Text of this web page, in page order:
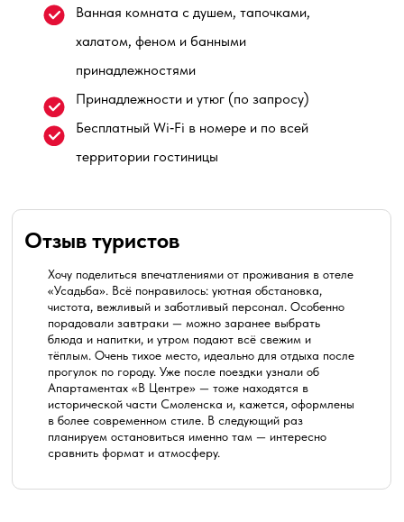
Отзыв туристов
Хочу поделиться впечатлениями от проживания в отеле
«Усадьба». Всё понравилось: уютная обстановка,
чистота, вежливый и заботливый персонал. Особенно
порадовали завтраки — можно заранее выбрать
блюда и напитки, и утром подают всё свежим и
тёплым. Очень тихое место, идеально для отдыха после
прогулок по городу. Уже после поездки узнали об
Апартаментах «В Центре» — тоже находятся в
исторической части Смоленска и, кажется, оформлены
в более современном стиле. В следующий раз
планируем остановиться именно там — интересно
сравнить формат и атмосферу.
Ванная комната с душем, тапочками,
халатом, феном и банными
принадлежностями
Принадлежности и утюг (по запросу)
Бесплатный Wi‑Fi в номере и по всей
территории гостиницы